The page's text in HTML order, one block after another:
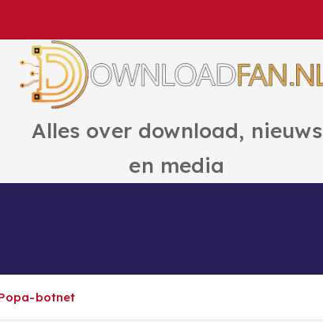
Alles over download, nieuws
en media
botnet